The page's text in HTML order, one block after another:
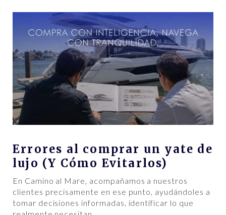
Errores al comprar un yate de
lujo (Y Cómo Evitarlos)
En Camino al Mare, acompañamos a nuestros
clientes precisamente en ese punto, ayudándoles a
tomar decisiones informadas, identificar lo que